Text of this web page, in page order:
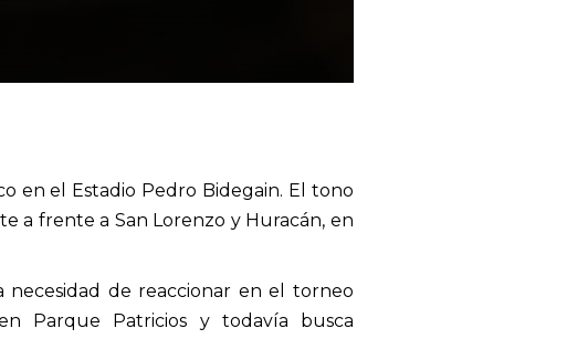
en el Estadio Pedro Bidegain. El tono
a frente a San Lorenzo y Huracán, en
necesidad de reaccionar en el torneo
Parque Patricios y todavía busca